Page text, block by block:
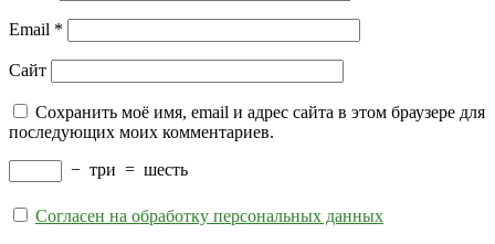
Email *
Сайт
Сохранить моё имя, email и адрес сайта в этом браузере для
последующих моих комментариев.
− три = шесть
Согласен на обработку персональных данных